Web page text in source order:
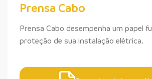
Prensa Cabo
Prensa Cabo desempenha um papel
proteção de sua instalação elétrica.